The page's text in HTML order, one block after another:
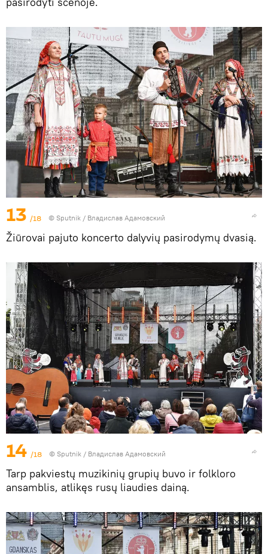
13 /18 © Sputnik / Владислав Адамовский
Žiūrovai pajuto koncerto dalyvių pasirodymų dvasią.
14 /18 © Sputnik / Владислав Адамовский
Tarp pakviestų muzikinių grupių buvo ir folkloro
ansamblis, atlikęs rusų liaudies dainą.